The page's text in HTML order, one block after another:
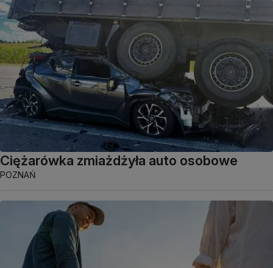
Ciężarówka zmiażdżyła auto osobowe
POZNAŃ